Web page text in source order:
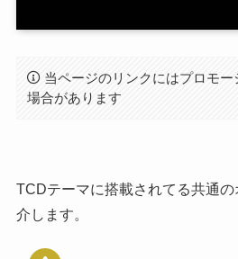
当ページのリンクにはプロモ
場合があります
TCDテーマに搭載されてる共通
介します。